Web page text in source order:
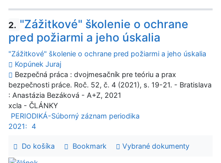
2. "Zážitkové" školenie o ochrane
pred požiarmi a jeho úskalia
"Zážitkové" školenie o ochrane pred požiarmi a jeho úskalia
Kopúnek Juraj
Bezpečná práca : dvojmesačník pre teóriu a prax
bezpečnosti práce. Roč. 52, č. 4 (2021), s. 19-21. - Bratislava
: Anastázia Bezáková - A+Z, 2021
xcla - ČLÁNKY
PERIODIKÁ-Súborný záznam periodika
2021: 4
Do košíka Bookmark Vybrané dokumenty